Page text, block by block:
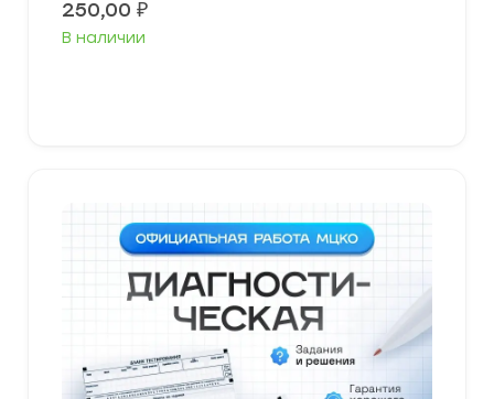
250,00 ₽
В наличии